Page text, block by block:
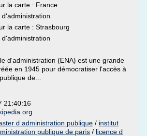
la carte : France
la carte : Strasbourg
d'administration (ENA) est une grande
en 1945 pour démocratiser l'accès à
de...
21:40:16
d administration publique / institut
publique de paris / licence d